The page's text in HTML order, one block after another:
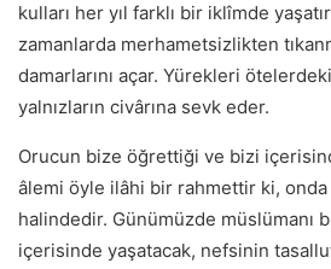
kulları her yıl farklı bir iklîmde
zamanlarda merhametsizlikten
damarlarını açar. Yürekleri
yalnızların civârına sevk eder.
Orucun bize öğrettiği ve bizi
âlemi öyle ilâhi bir rahmettir ki,
halindedir. Günümüzde müslümanı
içerisinde yaşatacak, nefsinin